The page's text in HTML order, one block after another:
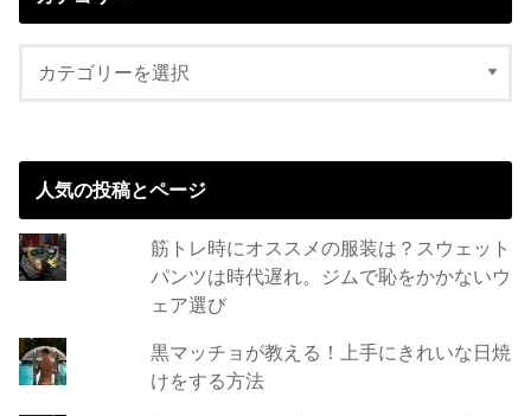
人気の投稿とページ
筋トレ時にオススメの服装は？スウェット
パンツは時代遅れ。ジムで恥をかかないウ
ェア選び
黒マッチョが教える！上手にきれいな日焼
けをする方法